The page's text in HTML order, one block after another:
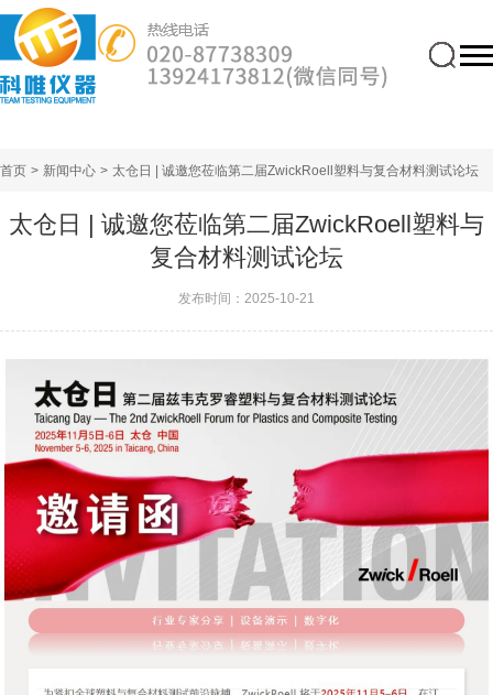
首页 > 新闻中心 > 太仓日 | 诚邀您莅临第二届ZwickRoell塑料与复合材料测试论坛
太仓日 | 诚邀您莅临第二届ZwickRoell塑料与
复合材料测试论坛
发布时间：2025-10-21